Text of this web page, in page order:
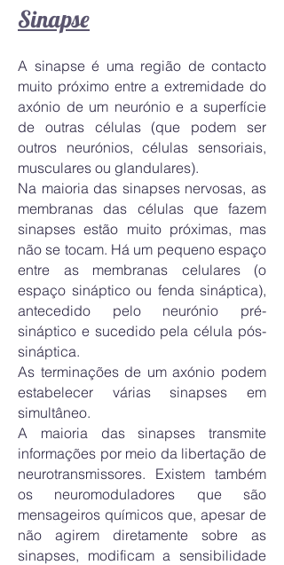
Sinapse
A sinapse é uma região de contacto
muito próximo entre a extremidade do
axónio de um neurónio e a superfície
de outras células (que podem ser
outros neurónios, células sensoriais,
musculares ou glandulares).
Na maioria das sinapses nervosas, as
membranas das células que fazem
sinapses estão muito próximas, mas
não se tocam. Há um pequeno espaço
entre as membranas celulares (o
espaço sináptico ou fenda sináptica),
antecedido pelo neurónio pré-
sináptico e sucedido pela célula pós-
sináptica.
As terminações de um axónio podem
estabelecer várias sinapses em
simultâneo.
A maioria das sinapses transmite
informações por meio da libertação de
neurotransmissores. Existem também
os neuromoduladores que são
mensageiros químicos que, apesar de
não agirem diretamente sobre as
sinapses, modificam a sensibilidade